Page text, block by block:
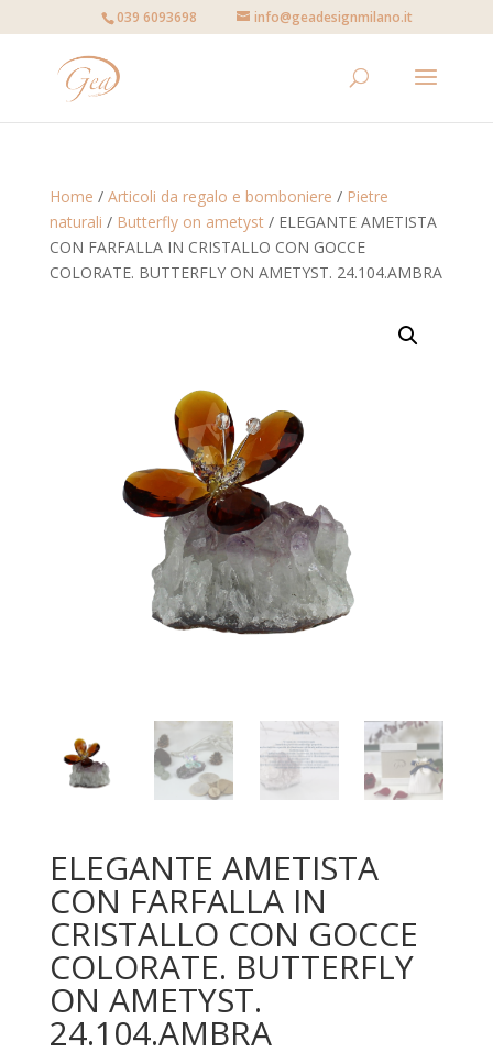
039 6093698 info@geadesignmilano.it
Home / Articoli da regalo e bomboniere / Pietre
naturali / Butterfly on ametyst/ ELEGANTE AMETISTA
CON FARFALLA IN CRISTALLO CON GOCCE
COLORATE. BUTTERFLY ON AMETYST. 24.104.AMBRA
ELEGANTE AMETISTA
CON FARFALLA IN
CRISTALLO CON GOCCE
COLORATE. BUTTERFLY
ON AMETYST.
24.104.AMBRA